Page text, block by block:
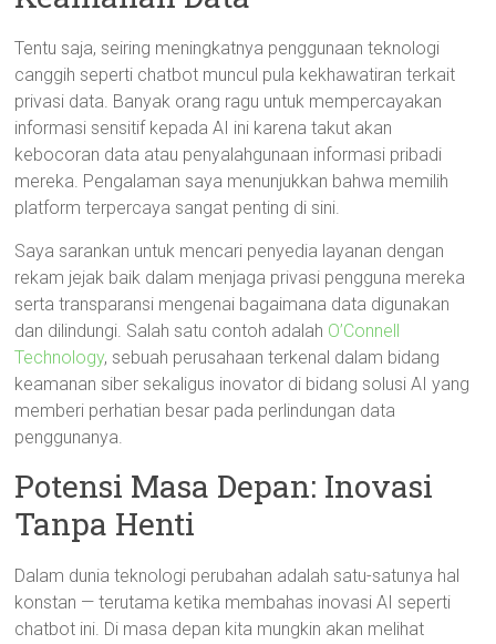
Tentu saja, seiring meningkatnya penggunaan teknologi
canggih seperti chatbot muncul pula kekhawatiran terkait
privasi data. Banyak orang ragu untuk mempercayakan
informasi sensitif kepada AI ini karena takut akan
kebocoran data atau penyalahgunaan informasi pribadi
mereka. Pengalaman saya menunjukkan bahwa memilih
platform terpercaya sangat penting di sini.
Saya sarankan untuk mencari penyedia layanan dengan
rekam jejak baik dalam menjaga privasi pengguna mereka
serta transparansi mengenai bagaimana data digunakan
dan dilindungi. Salah satu contoh adalah O’Connell
Technology, sebuah perusahaan terkenal dalam bidang
keamanan siber sekaligus inovator di bidang solusi AI yang
memberi perhatian besar pada perlindungan data
penggunanya.
Potensi Masa Depan: Inovasi
Tanpa Henti
Dalam dunia teknologi perubahan adalah satu-satunya hal
konstan — terutama ketika membahas inovasi AI seperti
chatbot ini. Di masa depan kita mungkin akan melihat